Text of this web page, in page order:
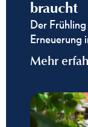
braucht
Der
Erneuerung
Mehr